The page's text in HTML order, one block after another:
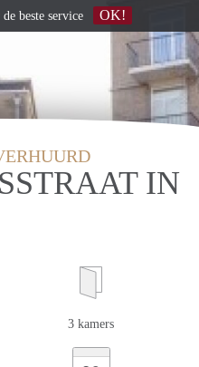
IN
3 kamers
beste service OK!